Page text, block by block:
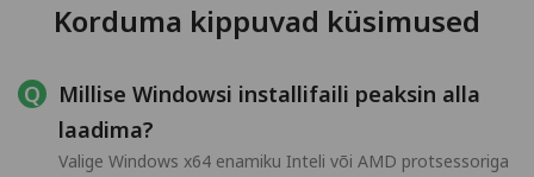
Korduma kippuvad küsimused
Millise Windowsi installifaili peaksin alla
laadima?
Valige Windows x64 enamiku Inteli või AMD protsessoriga